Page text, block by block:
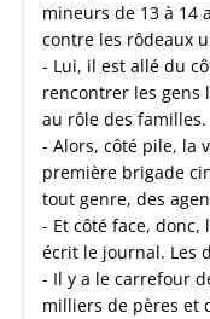
mineurs de 13 à 14
contre les rôdeaux
- Lui, il est allé du
rencontrer les gens
au rôle des familles.
- Alors, côté pile, la
première brigade
tout genre, des
- Et côté face,
écrit le journal. Les
- Il y a le carrefour
milliers de pères et